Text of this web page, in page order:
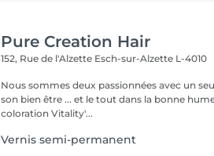
Pure Creation Hair
152, Rue de l'Alzette Esch-sur-Alzette L-4010
Nous sommes deux passionnées avec un
son bien être ... et le tout dans la bonne humeur
coloration Vitality'...
Vernis semi-permanent